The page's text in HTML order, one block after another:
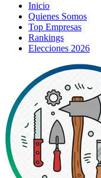
Inicio
Quienes Somos
Top Empresas
Rankings
Elecciones 2026